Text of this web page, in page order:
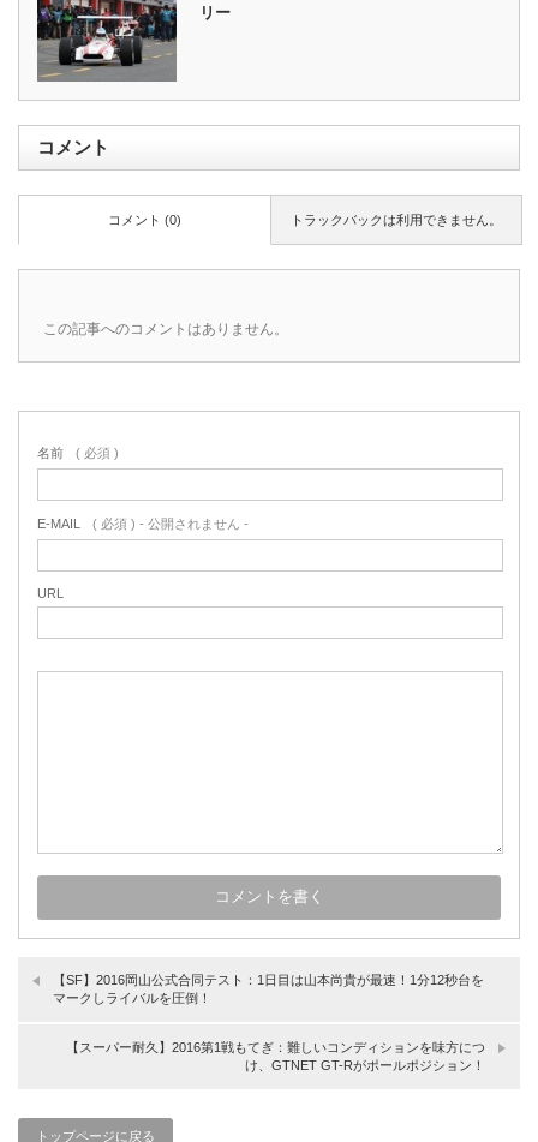
リー
コメント
トラックバックは利用できません。
コメント (0)
この記事へのコメントはありません。
名前 ( 必須 )
E-MAIL ( 必須 ) - 公開されません -
URL
【SF】2016岡山公式合同テスト：1日目は山本尚貴が最速！1分12秒台を
マークしライバルを圧倒！
【スーパー耐久】2016第1戦もてぎ：難しいコンディションを味方につ
け、GTNET GT-Rがポールポジション！
トップページに戻る